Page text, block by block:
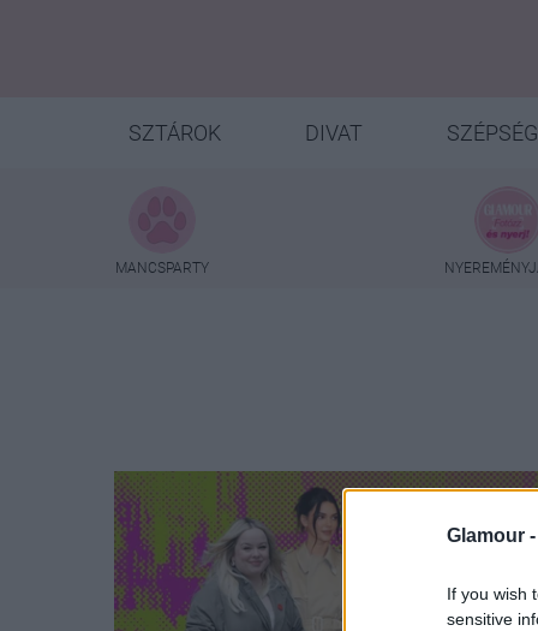
Glamour -
If you wish
sensitive
SZTÁROK DIVAT SZÉPSÉG
MANCSPARTY